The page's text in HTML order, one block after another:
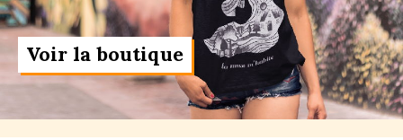
Voir la boutique